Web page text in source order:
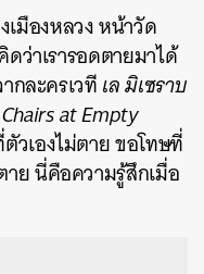
มืองหลวง หน้าวัด
ว่าเรารอดตายมาได้
กละครเวทีเล มิเซราบ
at Empty
วเองไม่ตาย ขอโทษที่
ายนี่คือความรู้สึกเมื่อ